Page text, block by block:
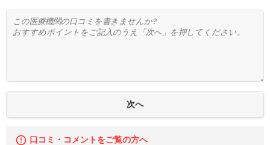
口コミ・コメントをご覧の方へ